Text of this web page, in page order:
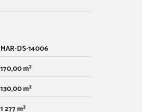
MAR-DS-14006
170,00 m²
130,00 m²
1 277 m²